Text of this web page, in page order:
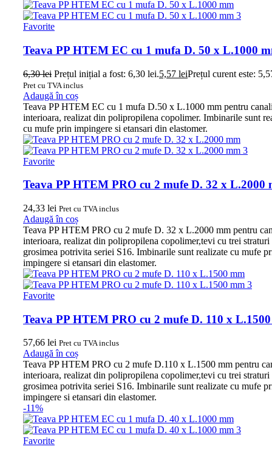
Favorite
Teava PP HTEM EC cu 1 mufa D. 50 x L.1000
6,30lei Prețul inițial a fost: 6,30 lei.5,57 leiPrețul curent este:
Pret cu TVA inclus
Adaugă în coș
Teava PP HTEM EC cu 1 mufa D.50 x L.1000 mm pentru
interioara, realizat din polipropilena copolimer. Imbinarile sunt
cu mufe prin impingere si etansari din elastomer.
Favorite
Teava PP HTEM PRO cu 2 mufe D. 32 x L.2000
24,33 lei Pret cu TVA inclus
Adaugă în coș
Teava PP HTEM PRO cu 2 mufe D. 32 x L.2000 mm pentru
interioara, realizat din polipropilena copolimer,tevi cu trei straturi
grosimea potrivita seriei S16. Imbinarile sunt realizate cu mufe
impingere si etansari din elastomer.
Favorite
Teava PP HTEM PRO cu 2 mufe D. 110 x
57,66 lei Pret cu TVA inclus
Adaugă în coș
Teava PP HTEM PRO cu 2 mufe D.110 x L.1500 mm pentru
interioara, realizat din polipropilena copolimer,tevi cu trei straturi
grosimea potrivita seriei S16. Imbinarile sunt realizate cu mufe
impingere si etansari din elastomer.
-11%
Favorite